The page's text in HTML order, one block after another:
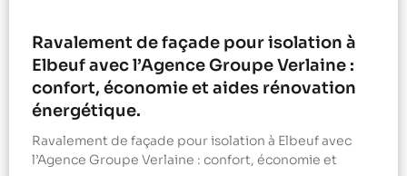
Ravalement de façade pour isolation à
Elbeuf avec l’Agence Groupe Verlaine :
confort, économie et aides rénovation
énergétique.
Ravalement de façade pour isolation à Elbeuf avec
l’Agence Groupe Verlaine : confort, économie et